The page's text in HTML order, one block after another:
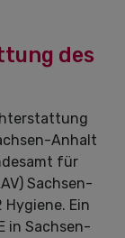
des
Anhalt
für
Sachsen-
Ein
in Sachsen-